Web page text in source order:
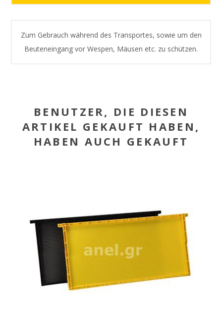
Zum Gebrauch während des Transportes, sowie um den
Beuteneingang vor Wespen, Mäusen etc. zu schützen.
BENUTZER, DIE DIESEN
ARTIKEL GEKAUFT HABEN,
HABEN AUCH GEKAUFT